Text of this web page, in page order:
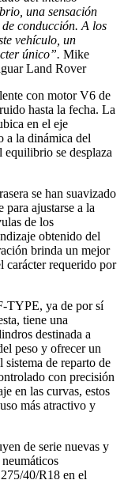
una sensación
conducción. A los
vehículo, un
único”. Mike
Land Rover
con motor V6 de
hasta la fecha. La
en el eje
a la dinámica del
se desplaza
se han suavizado
ajustarse a la
de los
obtenido del
brinda un mejor
carácter requerido por
TYPE, ya de por sí
tiene una
destinada a
peso y ofrecer un
de reparto de
con precisión
en las curvas, estos
más atractivo y
de serie nuevas y
40/R18 en el